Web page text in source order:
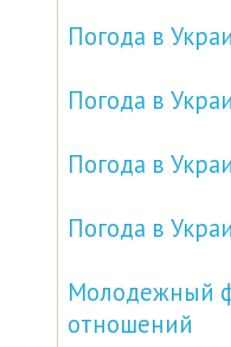
Погода в
Погода в
Погода в
Погода в
Молодежный
отношений